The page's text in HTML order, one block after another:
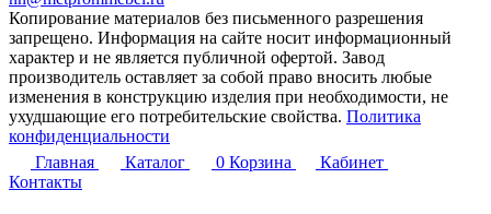
Копирование материалов без письменного разрешения
запрещено. Информация на сайте носит информационный
характер и не является публичной офертой. Завод
производитель оставляет за собой право вносить любые
изменения в конструкцию изделия при необходимости, не
ухудшающие его потребительские свойства. Политика
конфиденциальности
Главная
Каталог 0 Корзина
Кабинет
Контакты